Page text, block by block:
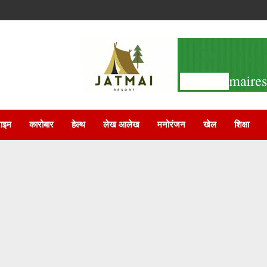
कारोबार हेल्थ लेख आलेख मनोरंजन खेल शिक्षा